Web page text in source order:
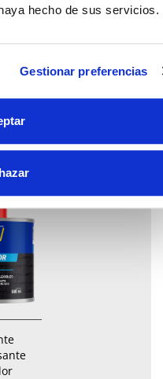
hecho de sus servicios.
Gestionar preferencias
pvc